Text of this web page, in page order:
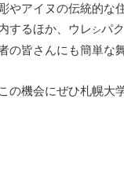
やアイヌの伝統的な
するほか、ウレ シパ
の皆さんにも簡単な
の機会にぜひ札幌大